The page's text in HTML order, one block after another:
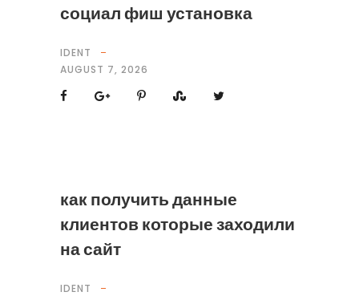
социал фиш установка
IDENT
AUGUST 7, 2026
как получить данные
клиентов которые заходили
на сайт
IDENT